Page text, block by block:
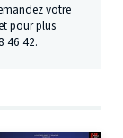
votre
pour plus
46 42.